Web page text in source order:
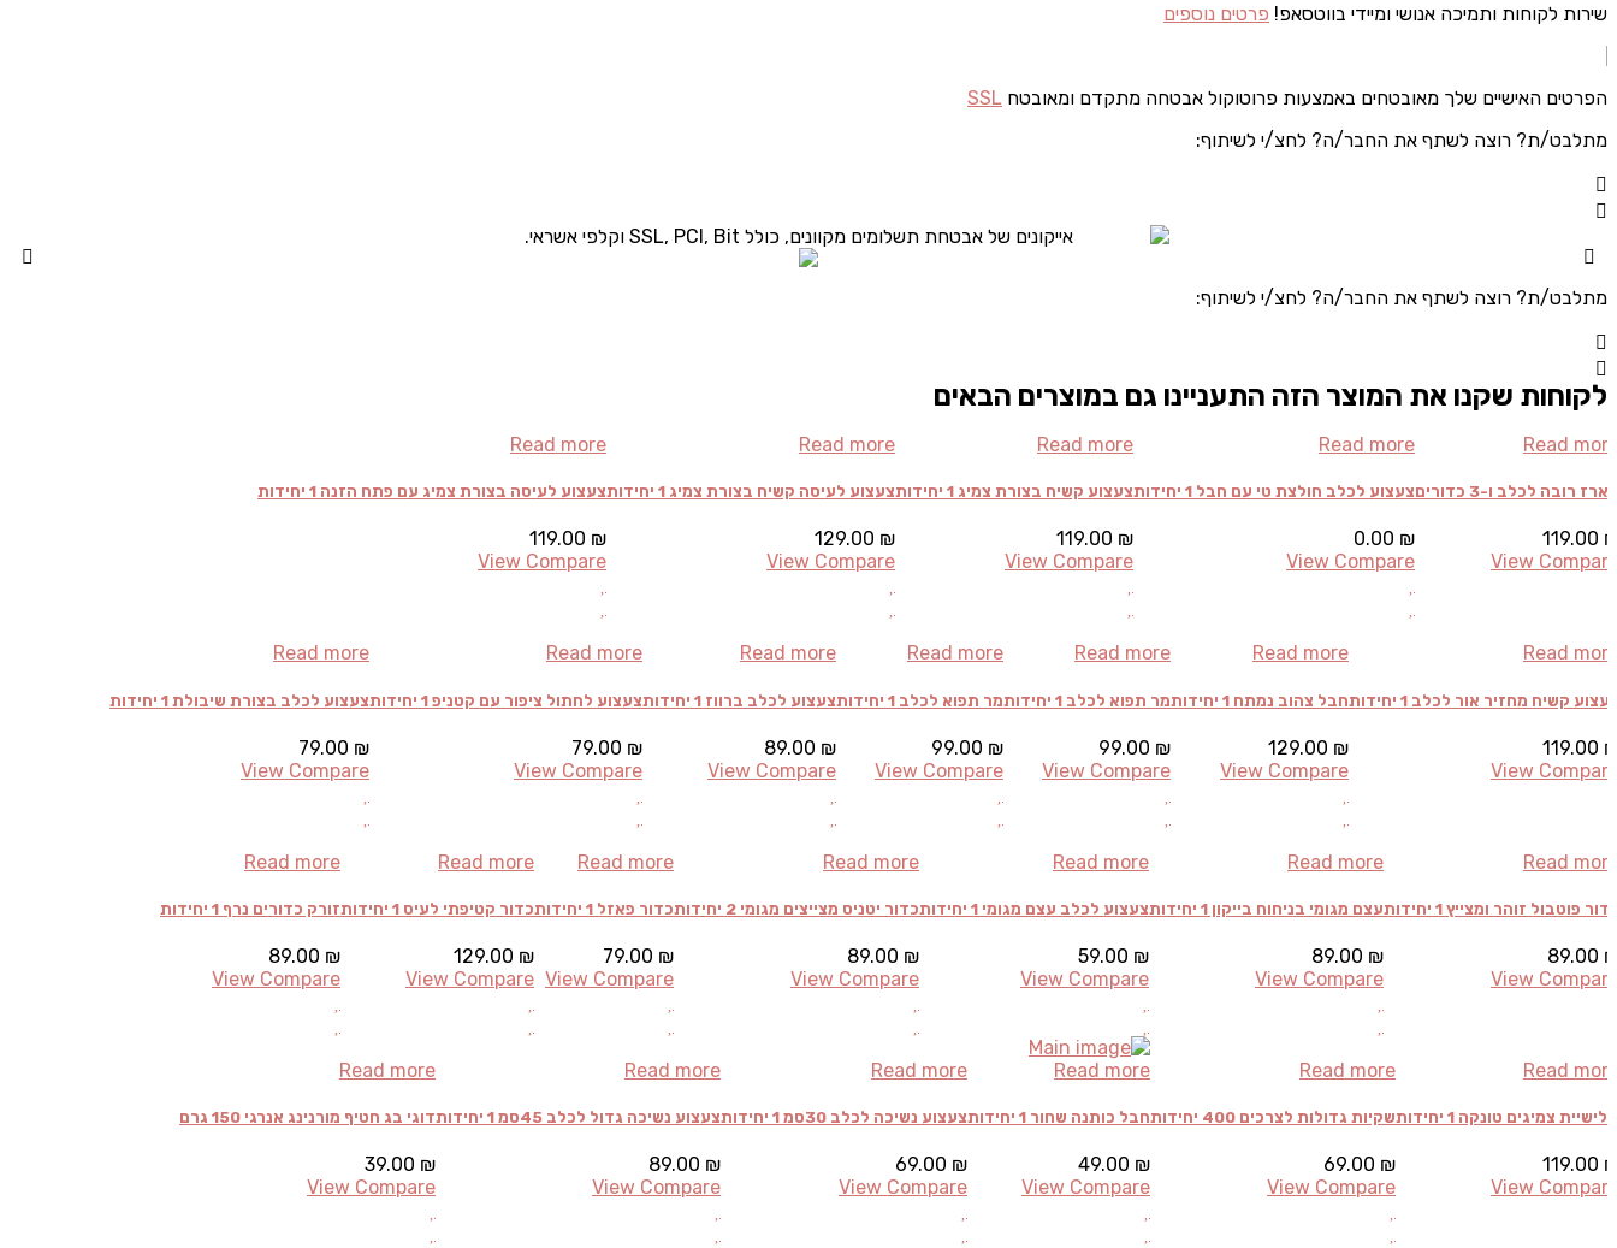
שירות לקוחות ותמיכה אנושי ומיידי בווטסאפ! פרטים נוספים
הפרטים האישיים שלך מאובטחים באמצעות פרוטוקול אבטחה מתקדם ומאובטח SSL
מתלבט/ת? רוצה לשתף את החבר/ה? לחצ/י לשיתוף:
מתלבט/ת? רוצה לשתף את החבר/ה? לחצ/י לשיתוף:
לקוחות שקנו את המוצר הזה התעניינו גם במוצרים הבאים
Read
רובה לכלב ו-3 כדורים
119.00
View
Read more
צעצוע לכלב חולצת טי עם חבל 1 יחידות
0.00 ₪
View Compare
Read more
צעצוע קשיח בצורת צמיג 1 יחידות
119.00 ₪
View Compare
Read more
צעצוע לעיסה קשיח בצורת צמיג 1 יחידות
129.00 ₪
View Compare
Read more
צעצוע לעיסה בצורת צמיג עם פתח הזנה 1 יחידות
119.00 ₪
View Compare
Read
קשיח מחזיר אור לכלב 1 יחידות
119.00
View
Read more
חבל צהוב נמתח 1 יחידות
129.00 ₪
View Compare
Read more
מר תפוא לכלב 1 יחידות
99.00 ₪
View Compare
Read more
מר תפוא לכלב 1 יחידות
99.00 ₪
View Compare
Read more
צעצוע לכלב ברווז 1 יחידות
89.00 ₪
View Compare
Read more
צעצוע לחתול ציפור עם קטניפ 1 יחידות
79.00 ₪
View Compare
Read more
צעצוע לכלב בצורת שיבולת 1 יחידות
79.00 ₪
View Compare
Read
פוטבול זוהר ומצייץ 1 יחידות
89.00
View
Read more
עצם מגומי בניחוח בייקון 1 יחידות
89.00 ₪
View Compare
Read more
צעצוע לכלב עצם מגומי 1 יחידות
59.00 ₪
View Compare
Read more
כדור יטניס מצייצים מגומי 2 יחידות
89.00 ₪
View Compare
Read more
כדור פאזל 1 יחידות
79.00 ₪
View Compare
Read more
כדור קטיפתי לעיס 1 יחידות
129.00 ₪
View Compare
Read more
זורק כדורים נרף 1 יחידות
89.00 ₪
View Compare
Read
צמיגים טונקה 1 יחידות
119.00
View
Read more
שקיות גדולות לצרכים 400 יחידות
69.00 ₪
View Compare
Read more
חבל כותנה שחור 1 יחידות
49.00 ₪
View Compare
Read more
צעצוע נשיכה לכלב 30סמ 1 יחידות
69.00 ₪
View Compare
Read more
צעצוע נשיכה גדול לכלב 45סמ 1 יחידות
89.00 ₪
View Compare
Read more
דוגי בג חטיף מורנינג אנרגי 150 גרם
39.00 ₪
View Compare